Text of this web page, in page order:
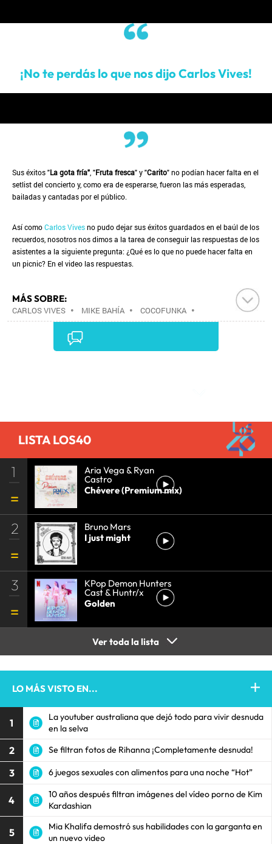
¡No te perdás lo que nos dijo Carlos Vives!
Sus éxitos "La gota fría" , "Fruta fresca" y "Carito" no podían hacer falta en el
setlist del concierto y, como era de esperarse, fueron las más esperadas,
bailadas y cantadas por el público.
Así comoCarlos Vivesno pudo dejar sus éxitos guardados en el baúl de los
recuerdos, nosotros nos dimos a la tarea de conseguir las respuestas de los
asistentes a la siguiente pregunta: ¿Qué es lo que no puede hacer falta en
un picnic? En el video las respuestas.
MÁS SOBRE:
CARLOS VIVES • MIKE BAHÍA • COCOFUNKA •
ENTRELÍNEAS•GRUPOS MÚSICA•MÚSICA•
LISTA LOS40
1 Aria Vega & Ryan
Castro
Chévere (Premium mix)
2
Bruno Mars
I just might
3 KPop Demon Hunters
Cast & Huntr/x
Golden
Ver toda la lista
LO MÁS VISTO EN...
1
La youtuber australiana que dejó todo para vivir desnuda
en la selva
2 Se filtran fotos de Rihanna ¡Completamente desnuda!
3 6 juegos sexuales con alimentos para una noche “Hot”
4
10 años después filtran imágenes del vídeo porno de Kim
Kardashian
5
Mia Khalifa demostró sus habilidades con la garganta en
un nuevo video